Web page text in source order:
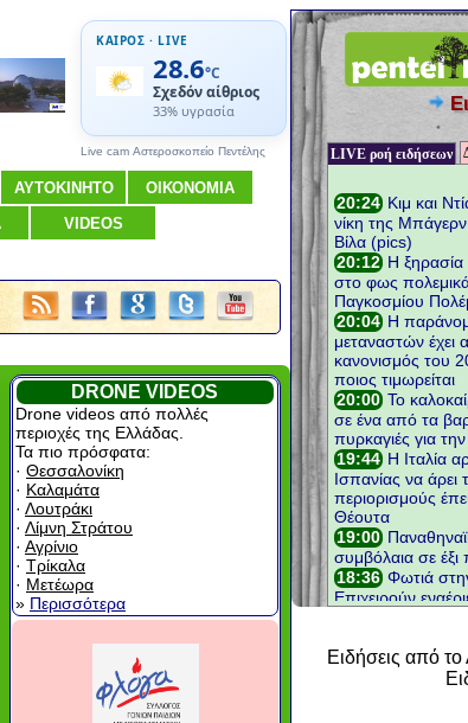
ΚΑΙΡΟΣ · LIVE
28.6°C
Σχεδόν αίθριος
33% υγρασία
Live cam Αστεροσκοπείο Πεντέλης
ΑΥΤΟΚΙΝΗΤΟ ΟΙΚΟΝΟΜΙΑ
VIDEOS
DRONE VIDEOS
Drone videos από πολλές
περιοχές της Ελλάδας.
Τα πιο πρόσφατα:
· Θεσσαλονίκη
· Καλαμάτα
· Λουτράκι
· Λίμνη Στράτου
· Αγρίνιο
· Τρίκαλα
· Μετέωρα
» Περισσότερα
LIVE ροή ειδήσεων
Ειδήσεις από